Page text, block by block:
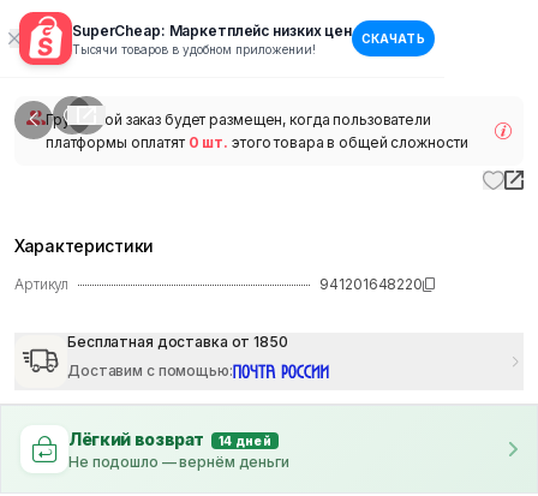
SuperCheap: Маркетплейс низких цен
Тысячи товаров в удобном приложении!
СКАЧАТЬ
1/
Групповой заказ будет размещен, когда пользователи
платформы оплатят 0 шт. этого товара в общей сложности
Характеристики
Артикул 941201648220
Бесплатная доставка от 1850
Доставим с помощью:
Лёгкий возврат 14 дней
Не подошло — вернём деньги